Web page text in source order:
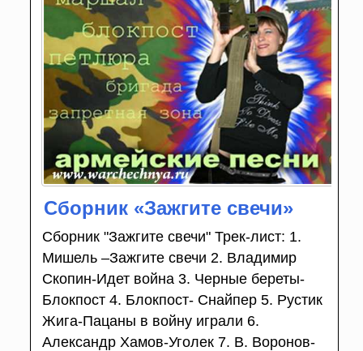
Сборник «Зажгите свечи»
Сборник "Зажгите свечи" Трек-лист: 1.
Мишель –Зажгите свечи 2. Владимир
Скопин-Идет война 3. Черные береты-
Блокпост 4. Блокпост- Снайпер 5. Рустик
Жига-Пацаны в войну играли 6.
Александр Хамов-Уголек 7. В. Воронов-